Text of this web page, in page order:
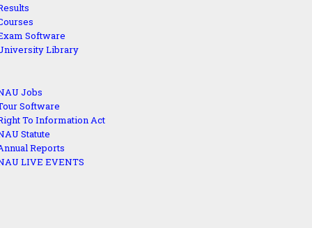
Software
Library
Jobs
Software
To Information Act
Statute
Reports
LIVE EVENTS